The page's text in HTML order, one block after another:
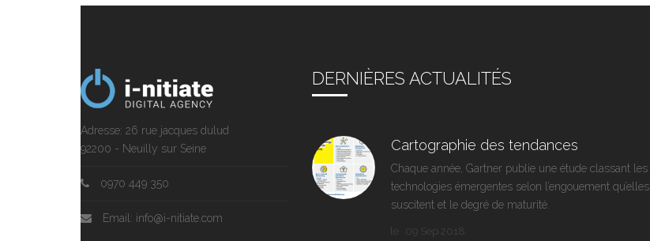
Adresse: 26 rue jacques dulud
92200 - Neuilly sur Seine
0970 449 350
Email: info@i-nitiate.com
DERNIÈRES ACTUALITÉS
Cartographie des tendances
Chaque année, Gartner publie une étude classant les
technologies émergentes selon l’engouement qu’elles
suscitent et le degré de maturité.
le 09 Sep 2018